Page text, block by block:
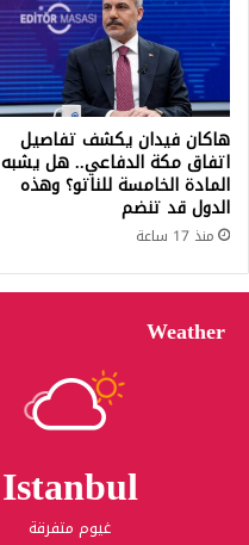
هاكان فيدان يكشف تفاصيل
اتفاق مكة الدفاعي.. هل يشبه
المادة الخامسة للناتو؟ وهذه
الدول قد تنضم
منذ 17 ساعة
Weather
Istanbul
غيوم متفرقة